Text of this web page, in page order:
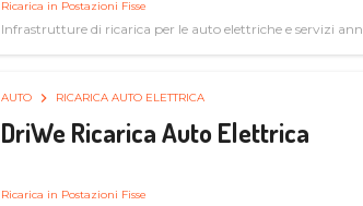
Ricarica in Postazioni Fisse
Infrastrutture di ricarica per le auto elettriche e servizi
AUTO RICARICA AUTO ELETTRICA
DriWe Ricarica Auto Elettrica
Ricarica in Postazioni Fisse